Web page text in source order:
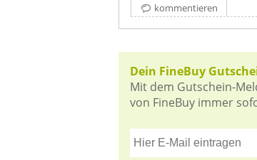
kommentieren
Dein FineBuy
Mit dem Gutschein-
von FineBuy immer